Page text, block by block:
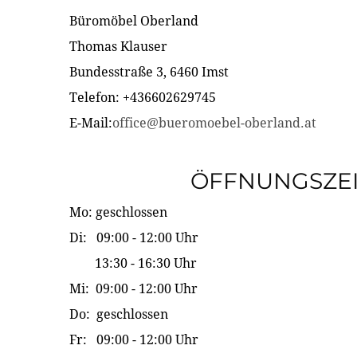
Büromöbel Oberland
Thomas Klauser
Bundesstraße 3, 6460 Imst
Telefon: +436602629745
E-Mail:office@bueromoebel-oberland.at
Mo: geschlossen
Di: 09:00 - 12:00 Uhr
13:30 - 16:30 Uhr
Mi: 09:00 - 12:00 Uhr
Do: geschlossen
Fr: 09:00 - 12:00 Uhr